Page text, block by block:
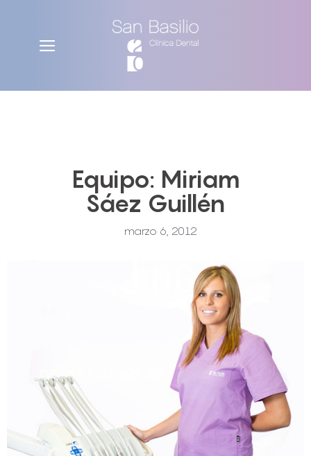
Equipo: Miriam
Sáez Guillén
marzo 6, 2012